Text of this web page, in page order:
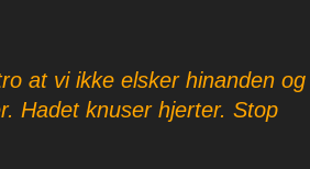
at vi ikke elsker hinanden og
Hadet knuser hjerter. Stop